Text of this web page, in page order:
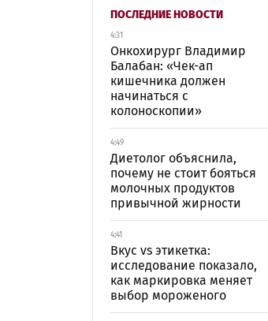
ПОСЛЕДНИЕ НОВОСТИ
4:31
Онкохирург Владимир
Балабан: «Чек-ап
кишечника должен
начинаться с
колоноскопии»
4:49
Диетолог объяснила,
почему не стоит бояться
молочных продуктов
привычной жирности
4:41
Вкус vs этикетка:
исследование показало,
как маркировка меняет
выбор мороженого